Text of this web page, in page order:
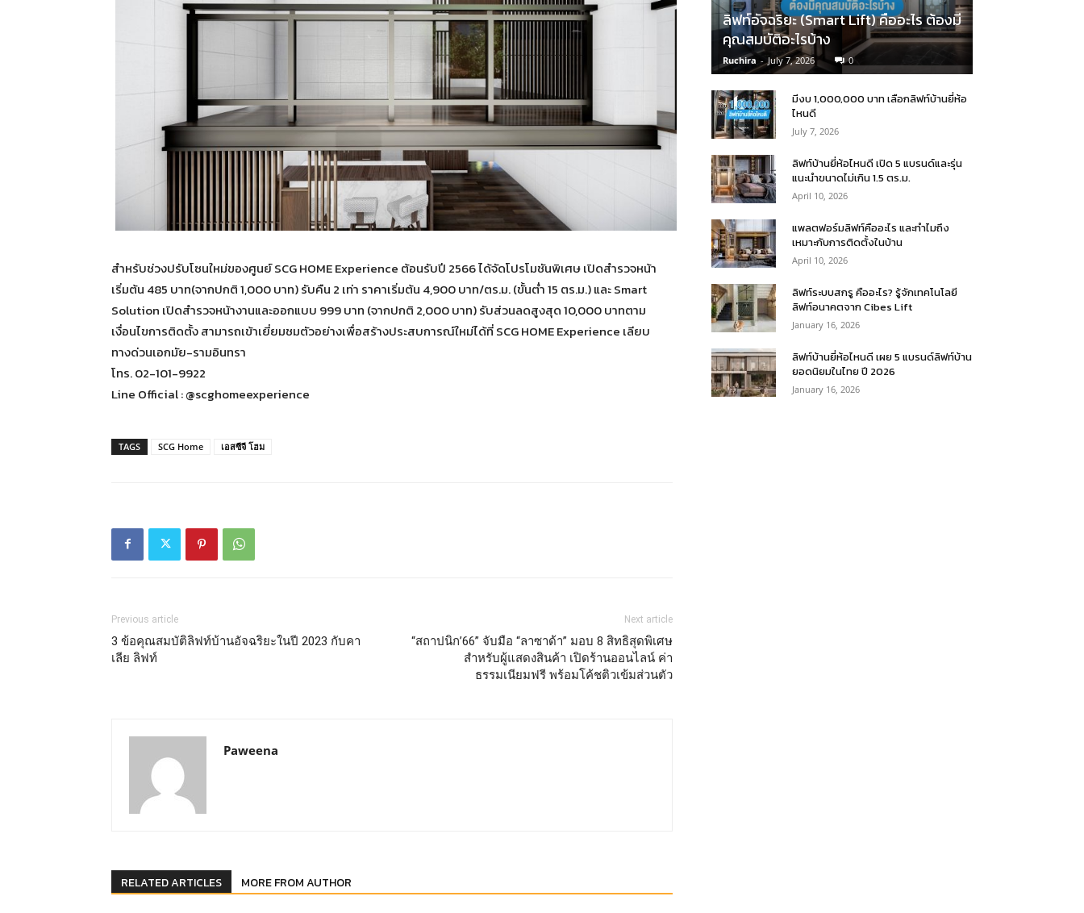
สำหรับช่วงปรับโซนใหม่ของศูนย์ SCG HOME Experience ต้อนรับปี 2566 ได้จัดโปรโมชันพิเศษ เปิดสำรวจหน้า
เริ่มต้น 485 บาท(จากปกติ 1,000 บาท) รับคืน 2 เท่า ราคาเริ่มต้น 4,900 บาท/ตร.ม. (ขั้นต่ำ 15 ตร.ม.) และ Smart
Solution เปิดสำรวจหน้างานและออกแบบ 999 บาท (จากปกติ 2,000 บาท) รับส่วนลดสูงสุด 10,000 บาทตาม
เงื่อนไขการติดตั้ง สามารถเข้าเยี่ยมชมตัวอย่างเพื่อสร้างประสบการณ์ใหม่ได้ที่ SCG HOME Experience เลียบ
ทางด่วนเอกมัย-รามอินทรา
โทร. 02-101-9922
Line Official : @scghomeexperience
TAGS SCG Home เอสซีจี โฮม
Previous article
3 ข้อคุณสมบัติลิฟท์บ้านอัจฉริยะในปี 2023 กับคา
เลีย ลิฟท์
Next article
“สถาปนิก’66” จับมือ “ลาซาด้า” มอบ 8 สิทธิสุดพิเศษ
สำหรับผู้แสดงสินค้า เปิดร้านออนไลน์ ค่า
ธรรมเนียมฟรี พร้อมโค้ชติวเข้มส่วนตัว
Paweena
RELATED ARTICLES MORE FROM AUTHOR
ลิฟท์อัจฉริยะ (Smart Lift) คืออะไร ต้องมี
คุณสมบัติอะไรบ้าง
Ruchira - July 7, 2026 0
มีงบ 1,000,000 บาท เลือกลิฟท์บ้านยี่ห้อ
ไหนดี
July 7, 2026
ลิฟท์บ้านยี่ห้อไหนดี เปิด 5 แบรนด์และรุ่น
แนะนำขนาดไม่เกิน 1.5 ตร.ม.
April 10, 2026
แพลตฟอร์มลิฟท์คืออะไร และทำไมถึง
เหมาะกับการติดตั้งในบ้าน
April 10, 2026
ลิฟท์ระบบสกรู คืออะไร? รู้จักเทคโนโลยี
ลิฟท์อนาคตจาก Cibes Lift
January 16, 2026
ลิฟท์บ้านยี่ห้อไหนดี เผย 5 แบรนด์ลิฟท์บ้าน
ยอดนิยมในไทย ปี 2026
January 16, 2026